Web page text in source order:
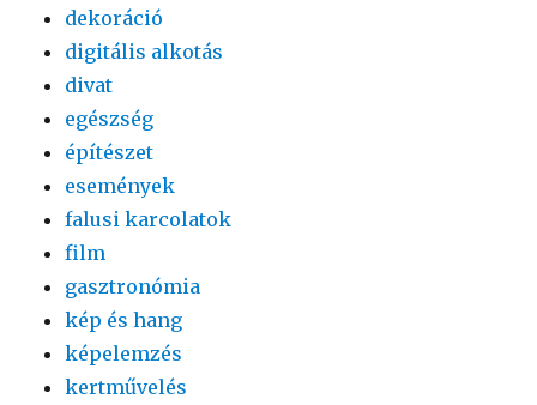
dekoráció
digitális alkotás
divat
egészség
építészet
események
falusi karcolatok
film
gasztronómia
kép és hang
képelemzés
kertművelés